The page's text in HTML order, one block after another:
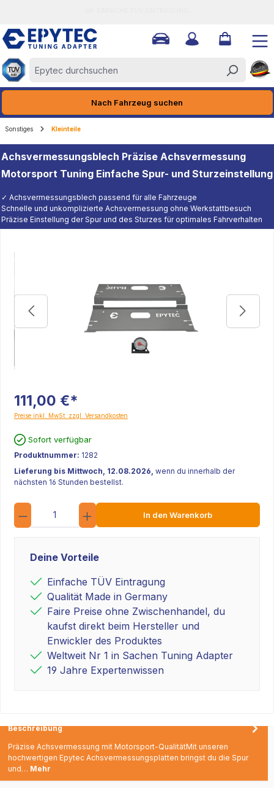
Nach Fahrzeug suchen
Sonstiges Kleinteile
Achsvermessungsblech Präzise Achsvermessung
Motorsport Tuning Einfache Spur- und Sturzeinstellung
✓ Achsvermessungsblech passend für alle Fahrzeuge
Schnelle und unkomplizierte Achsvermessung ohne Werkstattbesuch
Präzise Einstellung der Spur und des Sturzes für optimales Fahrverhalten
111,00 €*
Preise inkl. MwSt. zzgl. Versandkosten
Sofort verfügbar
Produktnummer: 1282
Lieferung bis Mittwoch, 12.08.2026, wenn du innerhalb der
nächsten 16 Stunden bestellst.
Anzahl
In den Warenkorb
Deine Vorteile
Einfache TÜV Eintragung
Qualität Made in Germany
Faire Preise ohne Zwischenhandel, du
kaufst direkt beim Hersteller und
Enwickler des Produktes
Weltweit Nr 1 in Sachen Tuning Adapter
19 Jahre Expertenwissen
Beschreibung
Präzise Achsvermessung mit Motorsport-QualitätMit unseren
hochwertigen Epytec Achsvermessungsplatten bringst du die Spur
und… Mehr